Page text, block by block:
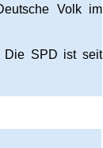
Volk im
Die SPD ist seit